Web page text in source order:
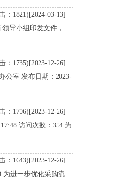
：1821)[2024-03-13]
导小组印发文件，
：1735)[2023-12-26]
公室 发布日期：2023-
：1706)[2023-12-26]
访问次数：354 为
：1643)[2023-12-26]
为进一步优化采购流